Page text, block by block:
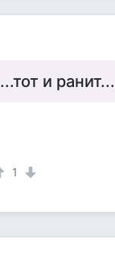
и ранит...
1